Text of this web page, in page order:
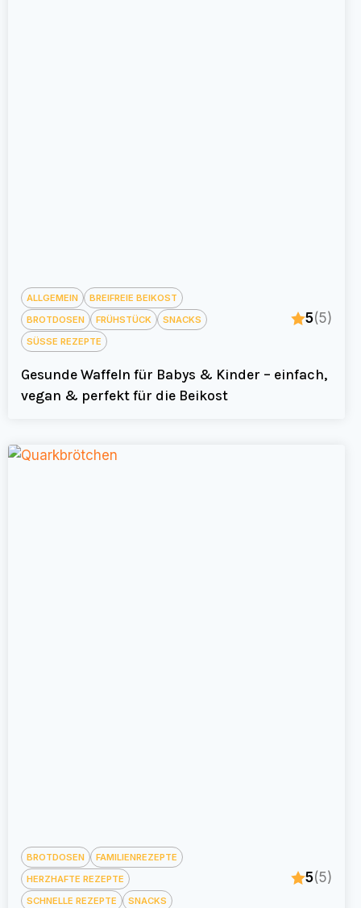
ALLGEMEIN
BREIFREIE BEIKOST
BROTDOSEN
FRÜHSTÜCK
SNACKS
SÜSSE REZEPTE
5(5)
Gesunde Waffeln für Babys & Kinder – einfach,
vegan & perfekt für die Beikost
BROTDOSEN
FAMILIENREZEPTE
HERZHAFTE REZEPTE
SCHNELLE REZEPTE
SNACKS
5(5)